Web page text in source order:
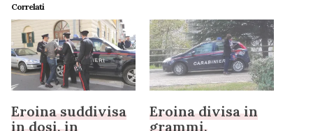
Correlati
Eroina suddivisa
in dosi, in
Eroina divisa in
grammi,